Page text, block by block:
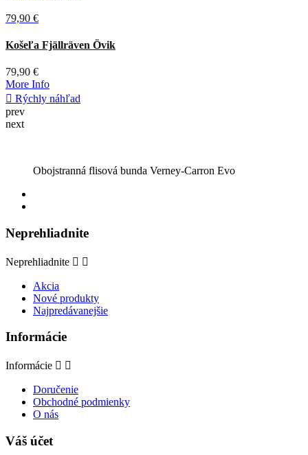
prev
next
Obojstranná flisová bunda Verney-Carron Evo
Neprehliadnite
Neprehliadnite  
Akcia
Nové produkty
Najpredávanejšie
Informácie
Informácie  
Doručenie
Obchodné podmienky
O nás
Váš účet